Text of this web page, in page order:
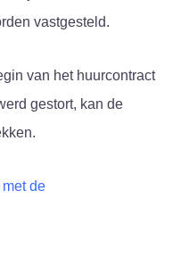
vastgesteld.
van het huurcontract
gestort, kan de
met de